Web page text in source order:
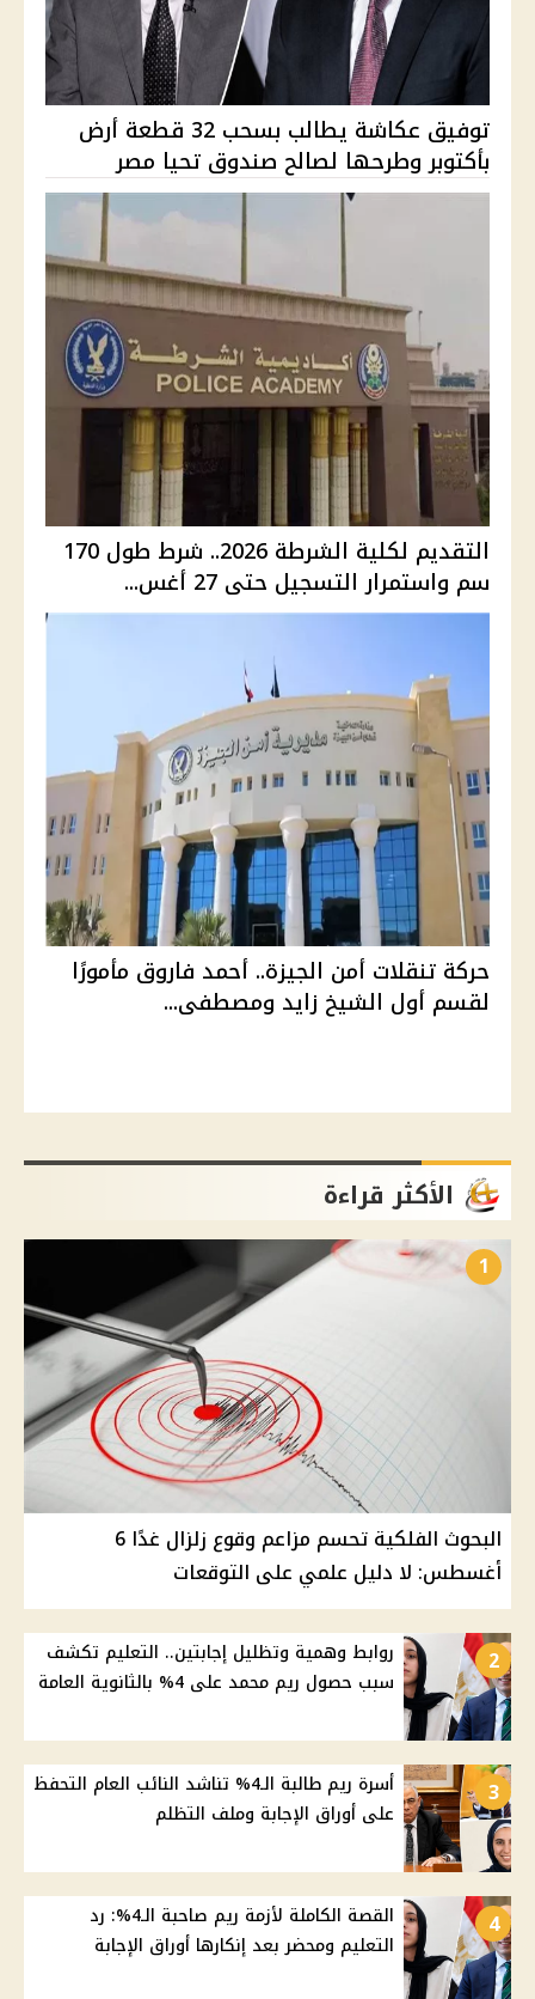
توفيق عكاشة يطالب بسحب 32 قطعة أرض
بأكتوبر وطرحها لصالح صندوق تحيا مصر
التقديم لكلية الشرطة 2026.. شرط طول 170
سم واستمرار التسجيل حتى 27 أغس...
حركة تنقلات أمن الجيزة.. أحمد فاروق مأمورًا
لقسم أول الشيخ زايد ومصطفى...
الأكثر قراءة
1
البحوث الفلكية تحسم مزاعم وقوع زلزال غدًا 6
أغسطس: لا دليل علمي على التوقعات
2
روابط وهمية وتظليل إجابتين.. التعليم تكشف
سبب حصول ريم محمد على 4% بالثانوية العامة
3
أسرة ريم طالبة الـ4% تناشد النائب العام التحفظ
على أوراق الإجابة وملف التظلم
4
القصة الكاملة لأزمة ريم صاحبة الـ4%: رد
التعليم ومحضر بعد إنكارها أوراق الإجابة